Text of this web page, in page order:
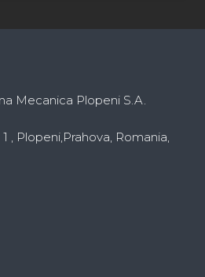
Mecanica Plopeni S.A.
, Plopeni,Prahova, Romania,